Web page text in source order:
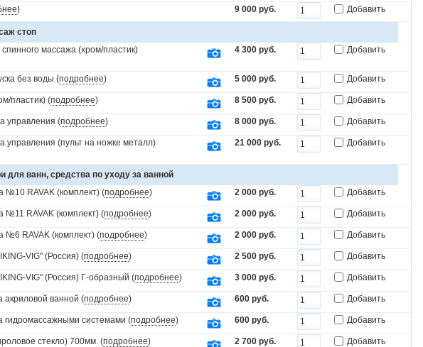
) 9 000 руб. Добавить
стоп
массажа (хром/пластик)
4 300 руб. Добавить
без воды (подробнее) 5 000 руб. Добавить
пластик) (подробнее) 8 500 руб. Добавить
управления (подробнее) 8 000 руб. Добавить
управления (пульт на ножке металл)
21 000 руб. Добавить
для ванн, средства по уходу за ванной
№10 RAVAK (комплект) (подробнее) 2 000 руб. Добавить
№11 RAVAK (комплект) (подробнее) 2 000 руб. Добавить
№6 RAVAK (комплект) (подробнее) 2 000 руб. Добавить
VIG" (Россия) (подробнее) 2 500 руб. Добавить
VIG" (Россия) Г-образный (подробнее) 3 000 руб. Добавить
акриловой ванной (подробнее) 600 руб. Добавить
гидромассажными системами (подробнее) 600 руб. Добавить
стекло) 700мм. (подробнее) 2 700 руб. Добавить